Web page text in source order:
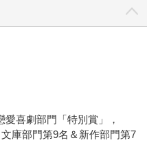
喜劇部門「特別賞」，
庫部門第9名＆新作部門第7